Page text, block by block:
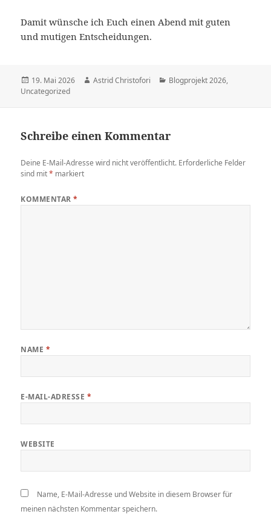
Damit wünsche ich Euch einen Abend mit guten
und mutigen Entscheidungen.
Veröffentlicht
am
19. Mai 2026 Autor
Astrid Christofori Kategorien
Blogprojekt 2026,
Uncategorized
Schreibe einen Kommentar
Deine E-Mail-Adresse wird nicht veröffentlicht. Erforderliche Felder
sind mit* markiert
KOMMENTAR*
NAME *
E-MAIL-ADRESSE *
WEBSITE
Name, E-Mail-Adresse und Website in diesem Browser für
meinen nächsten Kommentar speichern.